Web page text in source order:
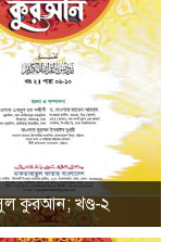
কুরআন; খণ্ড-২